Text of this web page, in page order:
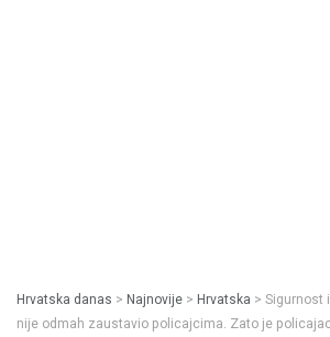
Hrvatska danas > Najnovije > Hrvatska > Sigurnost
nije odmah zaustavio policajcima. Zato je